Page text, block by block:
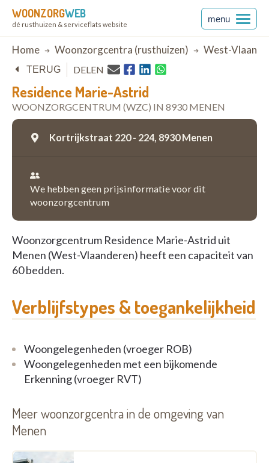
WOONZORGWEB
dé rusthuizen & serviceflats website
menu
Breadcrumb
Home Woonzorgcentra (rusthuizen) West-
Residence Marie-Astrid
WOONZORGCENTRUM (WZC) IN 8930 MENEN
TERUG DELEN
Kortrijkstraat 220 - 224, 8930 Menen
We hebben geen prijsinformatie voor dit
woonzorgcentrum
Woonzorgcentrum Residence Marie-Astrid uit
Menen (West-Vlaanderen) heeft een capaciteit van
60 bedden.
Verblijfstypes & toegankelijkheid
Woongelegenheden (vroeger ROB)
Woongelegenheden met een bijkomende
Erkenning (vroeger RVT)
Meer woonzorgcentra in de omgeving van
Menen